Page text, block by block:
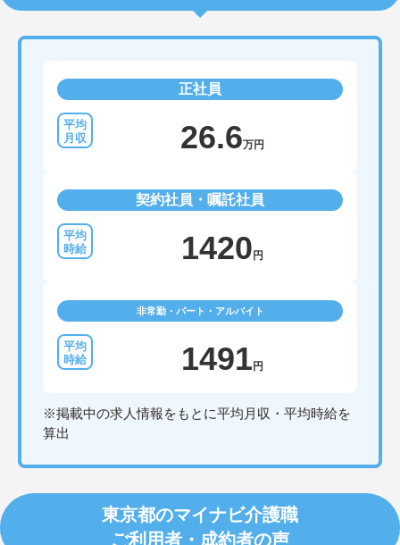
正社員
26.6万円
契約社員・嘱託社員
1420 円
非常勤・パート・アルバイト
1491 円
※掲載中の求人情報をもとに平均月収・平均時給を
算出
東京都のマイナビ介護職
ご利用者・成約者の声